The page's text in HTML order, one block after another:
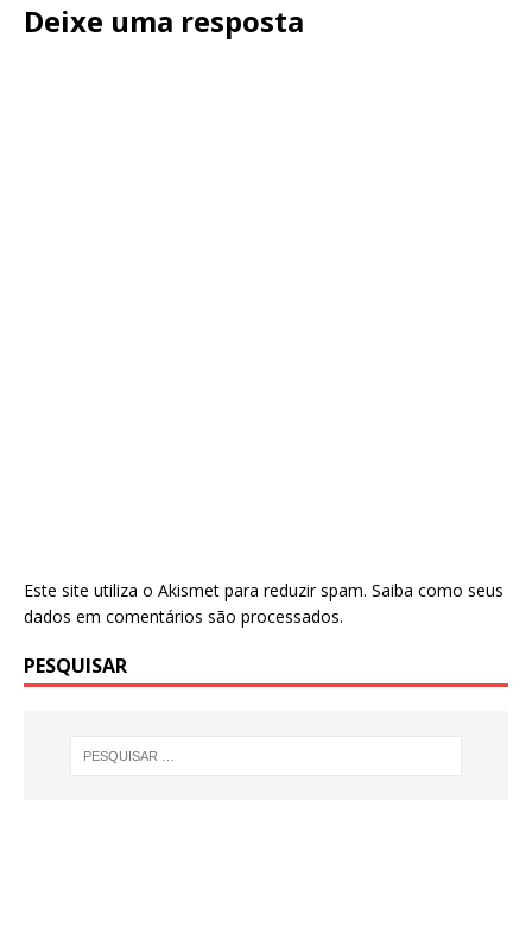
Deixe uma resposta
Este site utiliza o Akismet para reduzir spam. Saiba como seus
dados em comentários são processados.
PESQUISAR